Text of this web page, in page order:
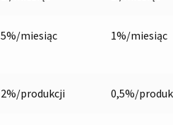
5%/miesiąc 1%/miesiąc
2%/produkcji 0,5%/